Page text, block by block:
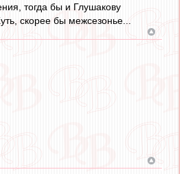
тогда бы и Глушакову
скорее бы межсезонье...